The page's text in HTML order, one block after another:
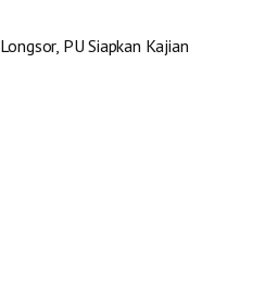
PU Siapkan Kajian